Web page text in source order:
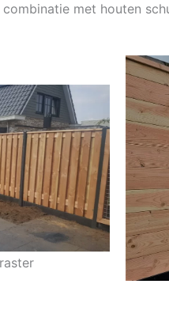
met houten